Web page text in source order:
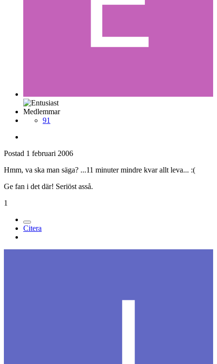
Medlemmar
91
Postad 1 februari 2006
Hmm, va ska man säga? ...11 minuter mindre kvar allt leva... :(
Ge fan i det där! Seriöst asså.
1
Citera